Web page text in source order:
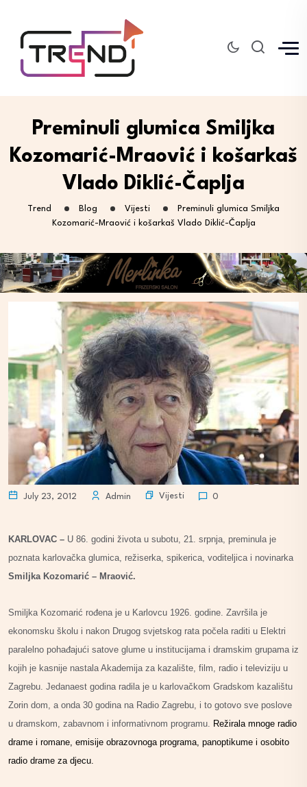
Preminuli glumica Smiljka
Kozomarić-Mraović i košarkaš
Vlado Diklić-Čaplja
Trend Blog Vijesti
Preminuli glumica Smiljka
Kozomarić-Mraović i košarkaš Vlado Diklić-Čaplja
July 23, 2012 Admin Vijesti 0
KARLOVAC – U 86. godini života u subotu, 21. srpnja, preminula je
poznata karlovačka glumica, režiserka, spikerica, voditeljica i novinarka
Smiljka Kozomarić – Mraović.
Smiljka Kozomarić rođena je u Karlovcu 1926. godine. Završila je
ekonomsku školu i nakon Drugog svjetskog rata počela raditi u Elektri
paralelno pohađajući satove glume u institucijama i dramskim grupama iz
kojih je kasnije nastala Akademija za kazalište, film, radio i televiziju u
Zagrebu. Jedanaest godina radila je u karlovačkom Gradskom kazalištu
Zorin dom, a onda 30 godina na Radio Zagrebu, i to gotovo sve poslove
u dramskom, zabavnom i informativnom programu.
Režirala mnoge radio
drame i romane, emisije obrazovnoga programa, panoptikume i osobito
radio drame za djecu.